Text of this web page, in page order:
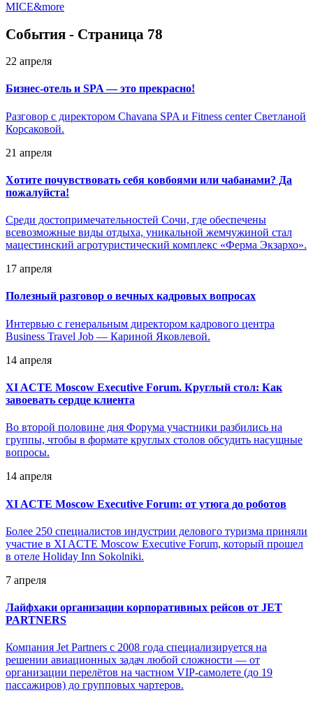
MICE&more
События - Страница 78
22 апреля
Бизнес-отель и SPA — это прекрасно!
Разговор с директором Chavana SPA и Fitness center Светланой
Корсаковой.
21 апреля
Хотите почувствовать себя ковбоями или чабанами? Да
пожалуйста!
Среди достопримечательностей Сочи, где обеспечены
всевозможные виды отдыха, уникальной жемчужиной стал
мацестинский агротуристический комплекс «Ферма Экзархо».
17 апреля
Полезный разговор о вечных кадровых вопросах
Интервью с генеральным директором кадрового центра
Business Travel Job — Кариной Яковлевой.
14 апреля
XI ACTE Moscow Executive Forum. Круглый стол: Как
завоевать сердце клиента
Во второй половине дня Форума участники разбились на
группы, чтобы в формате круглых столов обсудить насущные
вопросы.
14 апреля
XI ACTE Moscow Executive Forum: от утюга до роботов
Более 250 специалистов индустрии делового туризма приняли
участие в XI ACTE Moscow Executive Forum, который прошел
в отеле Holiday Inn Sokolniki.
7 апреля
Лайфхаки организации корпоративных рейсов от JET
PARTNERS
Компания Jet Partners с 2008 года специализируется на
решении авиационных задач любой сложности — от
организации перелётов на частном VIP-самолете (до 19
пассажиров) до групповых чартеров.